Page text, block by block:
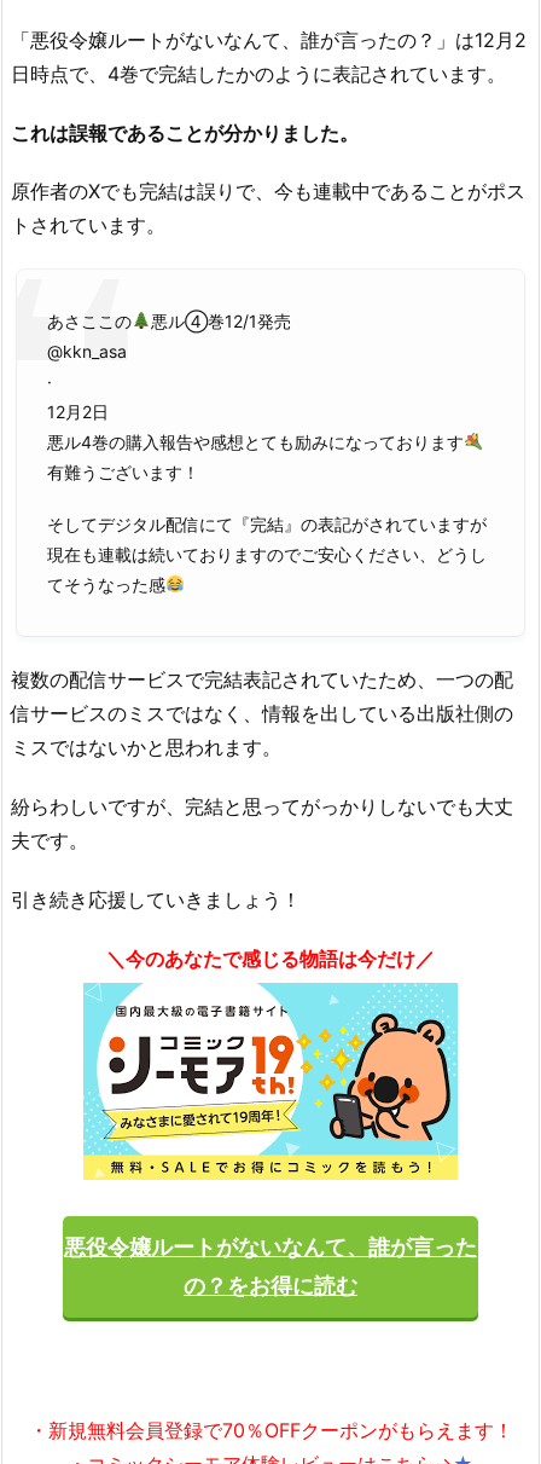
「悪役令嬢ルートがないなんて、誰が言ったの？」は12月2
日時点で、4巻で完結したかのように表記されています。
これは誤報であることが分かりました。
原作者のXでも完結は誤りで、今も連載中であることがポス
トされています。
あさここの
悪ル④巻12/1発売
@kkn_asa
·
12月2日
悪ル4巻の購入報告や感想とても励みになっております
有難うございます！
そしてデジタル配信にて『完結』の表記がされていますが
現在も連載は続いておりますのでご安心ください、どうし
てそうなった感
複数の配信サービスで完結表記されていたため、一つの配
信サービスのミスではなく、情報を出している出版社側の
ミスではないかと思われます。
紛らわしいですが、完結と思ってがっかりしないでも大丈
夫です。
引き続き応援していきましょう！
＼今のあなたで感じる物語は今だけ／
悪役令嬢ルートがないなんて、誰が言った
の？をお得に読む
・新規無料会員登録で70％OFFクーポンがもらえます！